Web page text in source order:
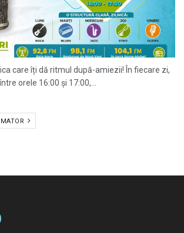
care îți dă ritmul după-amiezii! În fiecare zi,
orele 16:00 și 17:00,...